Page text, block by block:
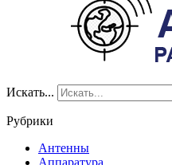
Искать...
Рубрики
Антенны